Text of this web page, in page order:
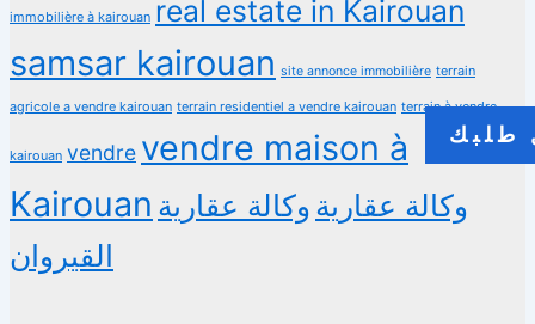
طلبك
immobilière à kairouan real estate in Kairouan
samsar kairouan site annonce immobilière terrain
agricole a vendre kairouan terrain residentiel a vendre kairouan terrain à vendre
kairouan vendre vendre maison à
Kairouan
وكالة عقارية وكالة عقارية
القيروان